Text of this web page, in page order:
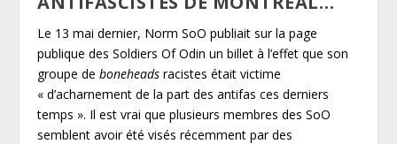
Le 13 mai dernier, Norm SoO publiait sur la page
publique des Soldiers Of Odin un billet à l’effet que son
groupe deboneheads racistes était victime
« d’acharnement de la part des antifas ces derniers
temps ». Il est vrai que plusieurs membres des SoO
semblent avoir été visés récemment par des